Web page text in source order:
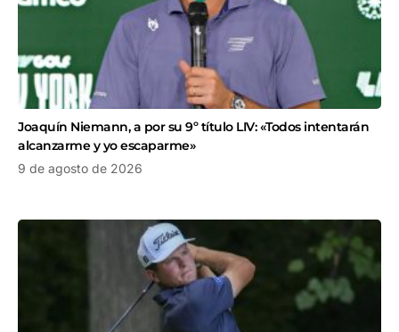
Joaquín Niemann, a por su 9º título LIV: «Todos intentarán
alcanzarme y yo escaparme»
9 de agosto de 2026